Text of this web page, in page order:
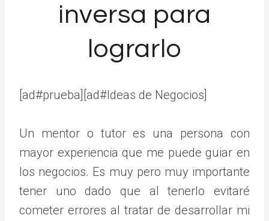
inversa para
lograrlo
[ad#prueba][ad#Ideas de Negocios]
Un mentor o tutor es una persona con
mayor experiencia que me puede guiar en
los negocios. Es muy pero muy importante
tener uno dado que al tenerlo evitaré
cometer errores al tratar de desarrollar mi